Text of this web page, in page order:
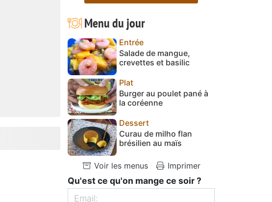
Menu du jour
Entrée
Salade de mangue,
crevettes et basilic
Plat
Burger au poulet pané à
la coréenne
Dessert
Curau de milho flan
brésilien au maïs
Voir les menus Imprimer
Qu'est ce qu'on mange ce soir ?